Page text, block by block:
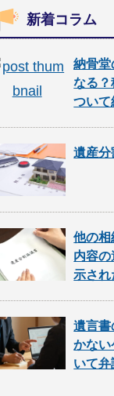
新着コラム
納骨堂
なる？
ついて
遺産分
他の相
内容
示され
遺言書
かない
いて